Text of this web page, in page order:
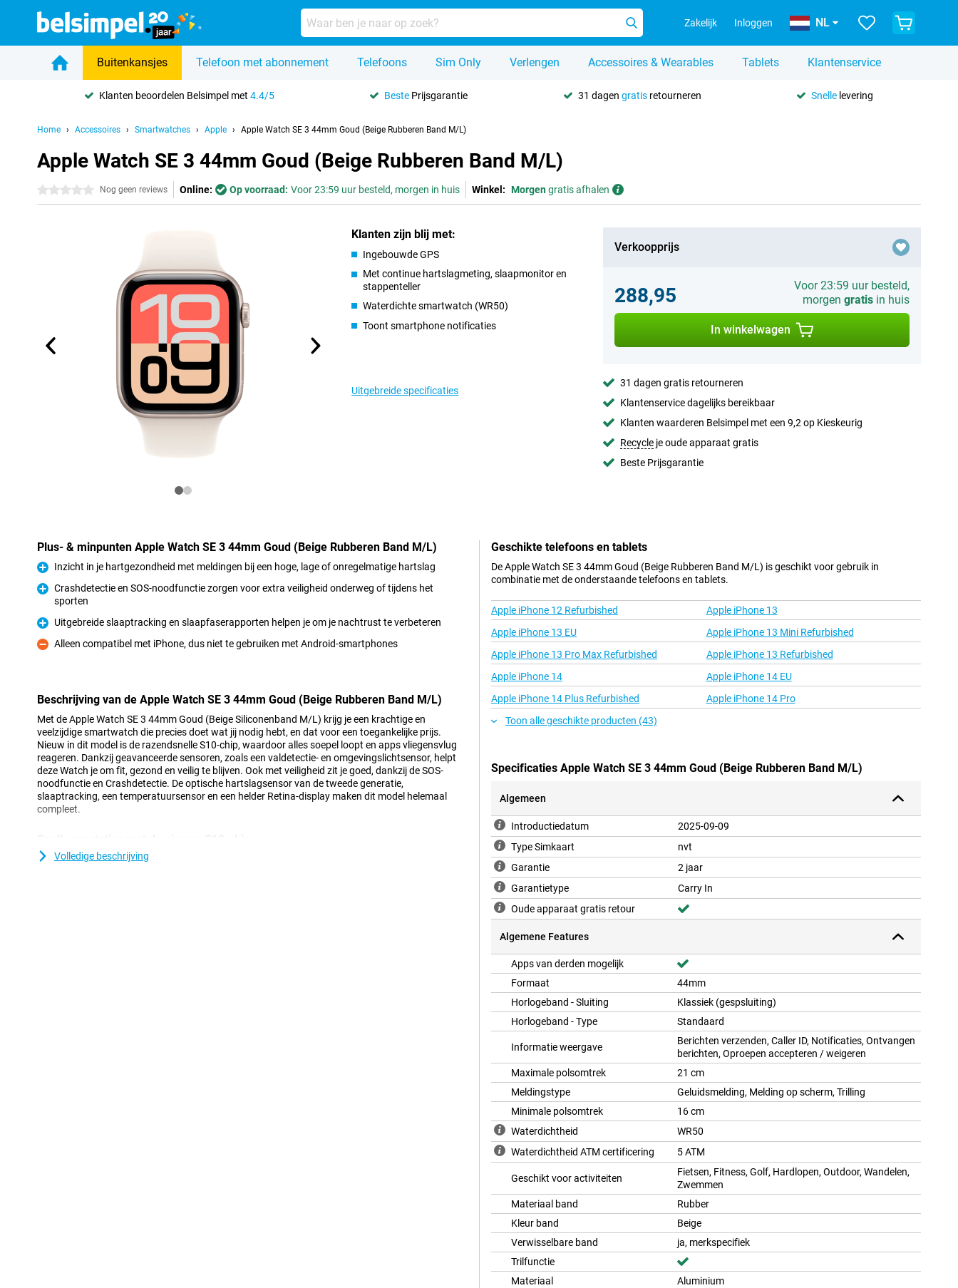
Zakelijk Inloggen NL
Buitenkansjes Telefoon met abonnement Telefoons Sim Only Verlengen Accessoires & Wearables Tablets Klantenservice
Klanten beoordelen Belsimpel met4.4/5 Beste Prijsgarantie 31 dagen gratisretourneren Snellelevering
Home Accessoires Smartwatches Apple Apple Watch SE 3 44mm Goud (Beige Rubberen Band M/L)
Apple Watch SE 3 44mm Goud (Beige Rubberen Band M/L)
0 sterren Nog geen reviews Online: Op voorraad: Voor 23:59 uur besteld, morgen in huis Winkel: Morgengratis afhalen
Klanten zijn blij met:
Ingebouwde GPS
Met continue hartslagmeting, slaapmonitor en
stappenteller
Waterdichte smartwatch (WR50)
Toont smartphone notificaties
Uitgebreide specificaties
Verkoopprijs
288,95
Voor 23:59 uur besteld,
morgen gratisin huis
In winkelwagen
31 dagen gratis retourneren
Klantenservice dagelijks bereikbaar
Klanten waarderen Belsimpel met een 9,2 op Kieskeurig
Recycleje oude apparaat gratis
Beste Prijsgarantie
Plus- & minpunten Apple Watch SE 3 44mm Goud (Beige Rubberen Band M/L)
Pluspunt
Inzicht in je hartgezondheid met meldingen bij een hoge, lage of onregelmatige hartslag
Pluspunt
Crashdetectie en SOS-noodfunctie zorgen voor extra veiligheid onderweg of tijdens het
sporten
Pluspunt
Uitgebreide slaaptracking en slaapfaserapporten helpen je om je nachtrust te verbeteren
Minpunt
Alleen compatibel met iPhone, dus niet te gebruiken met Android-smartphones
Beschrijving van de Apple Watch SE 3 44mm Goud (Beige Rubberen Band M/L)
Met de Apple Watch SE 3 44mm Goud (Beige Siliconenband M/L) krijg je een krachtige en
veelzijdige smartwatch die precies doet wat jij nodig hebt, en dat voor een toegankelijke prijs.
Nieuw in dit model is de razendsnelle S10-chip, waardoor alles soepel loopt en apps vliegensvlug
reageren. Dankzij geavanceerde sensoren, zoals een valdetectie- en omgevingslichtsensor, helpt
deze Watch je om fit, gezond en veilig te blijven. Ook met veiligheid zit je goed, dankzij de SOS-
noodfunctie en Crashdetectie. De optische hartslagsensor van de tweede generatie,
slaaptracking, een temperatuursensor en een helder Retina-display maken dit model helemaal
compleet.
De Apple Watch SE 3 is uitgerust met de nieuwe S10-chip: een 64-bits dual-core processor met een
Volledige beschrijving
Geschikte telefoons en tablets
De Apple Watch SE 3 44mm Goud (Beige Rubberen Band M/L) is geschikt voor gebruik in
combinatie met de onderstaande telefoons en tablets.
Apple iPhone 12 Refurbished
Apple iPhone 13
Apple iPhone 13 EU
Apple iPhone 13 Mini Refurbished
Apple iPhone 13 Pro Max Refurbished
Apple iPhone 13 Refurbished
Apple iPhone 14
Apple iPhone 14 EU
Apple iPhone 14 Plus Refurbished
Apple iPhone 14 Pro
Toon alle geschikte producten (43)
Specificaties Apple Watch SE 3 44mm Goud (Beige Rubberen Band M/L)
Algemeen
Introductiedatum
2025-09-09
Type Simkaart
nvt
Garantie
2 jaar
Garantietype
Carry In
Oude apparaat gratis retour
Algemene Features
Apps van derden mogelijk
Formaat
44mm
Horlogeband - Sluiting
Klassiek (gespsluiting)
Horlogeband - Type
Standaard
Informatie weergave
Berichten verzenden, Caller ID, Notificaties, Ontvangen
berichten, Oproepen accepteren / weigeren
Maximale polsomtrek
21 cm
Meldingstype
Geluidsmelding, Melding op scherm, Trilling
Minimale polsomtrek
16 cm
Waterdichtheid
WR50
Waterdichtheid ATM certificering
5 ATM
Geschikt voor activiteiten
Fietsen, Fitness, Golf, Hardlopen, Outdoor, Wandelen,
Zwemmen
Materiaal band
Rubber
Kleur band
Beige
Verwisselbare band
ja, merkspecifiek
Trilfunctie
Materiaal
Aluminium